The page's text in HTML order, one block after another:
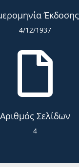
Έκδοσης
4/12/1937

Αριθμός Σελίδων
4